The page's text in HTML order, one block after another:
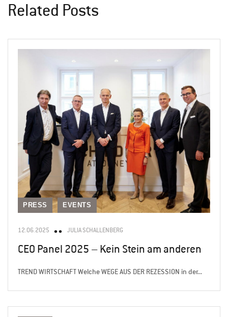
Related Posts
PRESS EVENTS
12.06.2025 JULIA SCHALLENBERG
CEO Panel 2025 – Kein Stein am anderen
TREND WIRTSCHAFT Welche WEGE AUS DER REZESSION in der...